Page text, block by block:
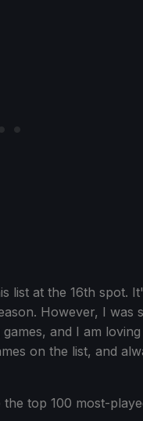
list at the 16th spot.
However, I was
and I am
on the list, and
the top 100 most-